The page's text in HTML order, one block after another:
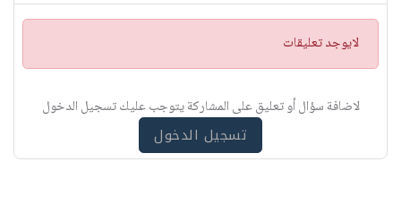
ت
ن
ي
لايوجد تعليقات
لاضافة سؤال أو تعليق على المشاركة يتوجب عليك تسجيل الدخول
تسجيل الدخول